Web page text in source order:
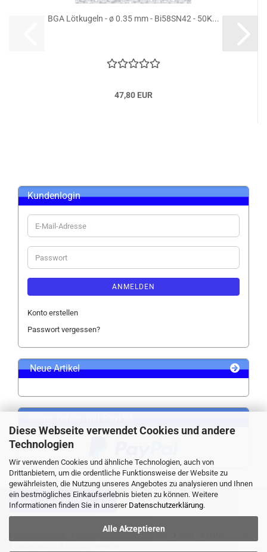
Diese Webseite verwendet Cookies und andere
Technologien
Wir verwenden Cookies und ähnliche Technologien, auch von
Drittanbietern, um die ordentliche Funktionsweise der Website zu
gewährleisten, die Nutzung unseres Angebotes zu analysieren und Ihnen
ein bestmögliches Einkaufserlebnis bieten zu können. Weitere
Informationen finden Sie in unserer Datenschutzerklärung.
Alle Akzeptieren
BGA Lötkugeln - ø 0.35 mm - Bi58SN42 - 50K...
47,80 EUR
Kundenlogin
E-
Mail-
Adresse
Passwort
ANMELDEN
Konto erstellen
Passwort vergessen?
Neue Artikel
VERTRAG WIDERRUFEN
Liefer- und Versandkosten